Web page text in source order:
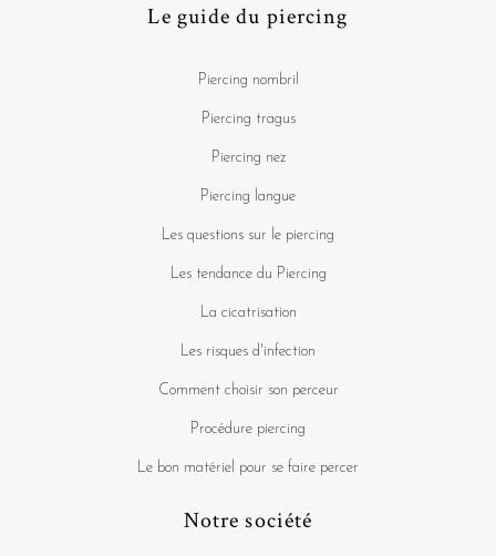
Le guide du piercing
Piercing nombril
Piercing tragus
Piercing nez
Piercing langue
Les questions sur le piercing
Les tendance du Piercing
La cicatrisation
Les risques d'infection
Comment choisir son perceur
Procédure piercing
Le bon matériel pour se faire percer
Notre société